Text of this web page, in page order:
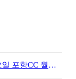
월례회 신청*(마감!)